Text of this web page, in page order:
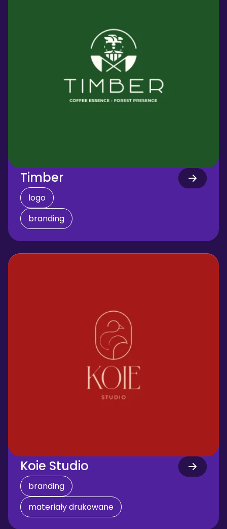
Timber
logo
branding
Koie Studio
branding
materiały drukowane